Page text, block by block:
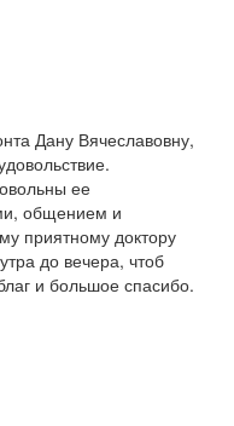
Дану Вячеславовну,
ее
общением и
приятному доктору
до вечера, чтоб
и большое спасибо.